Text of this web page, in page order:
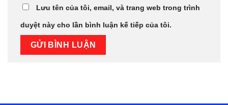
Lưu tên của tôi, email, và trang web trong trình
duyệt này cho lần bình luận kế tiếp của tôi.